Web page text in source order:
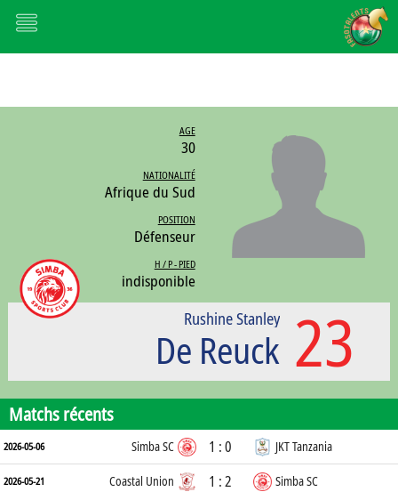
AGE
30
NATIONALITÉ
Afrique du Sud
POSITION
Défenseur
H / P - PIED
indisponible
23
Rushine Stanley
De Reuck
Matchs récents
2026-05-06 Simba SC 1 : 0 JKT Tanzania
2026-05-21 Coastal Union 1 : 2 Simba SC